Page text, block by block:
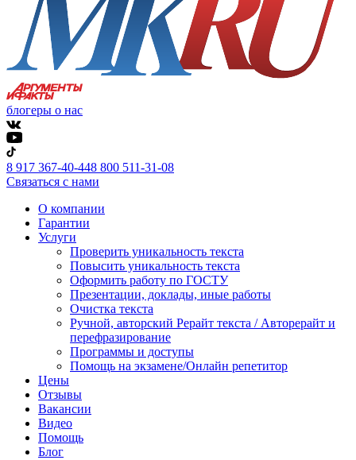
блогеры о нас
8 917 367-40-448 800 511-31-08
Связаться с нами
О компании
Гарантии
Услуги
Проверить уникальность текста
Повысить уникальность текста
Оформить работу по ГОСТУ
Презентации, доклады, иные работы
Очистка текста
Ручной, авторский Рерайт текста / Авторерайт и
перефразирование
Программы и доступы
Помощь на экзамене/Онлайн репетитор
Цены
Отзывы
Вакансии
Видео
Помощь
Блог